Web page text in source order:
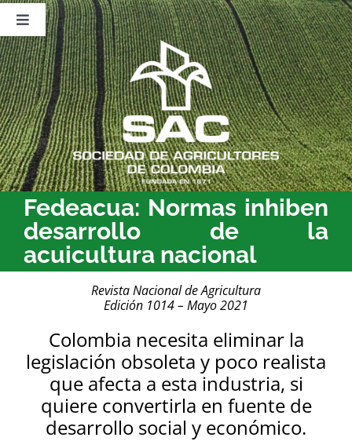
Saltar
contenido
Toggle
Navigation
Nosotros
Publicaciones
Sala de Prensa
Eventos
Fedeacua: Normas inhiben
desarrollo de la
acuicultura nacional
Revista Nacional de Agricultura
Edición 1014 – Mayo 2021
Colombia necesita eliminar la
legislación obsoleta y poco realista
que afecta a esta industria, si
quiere convertirla en fuente de
desarrollo social y económico.